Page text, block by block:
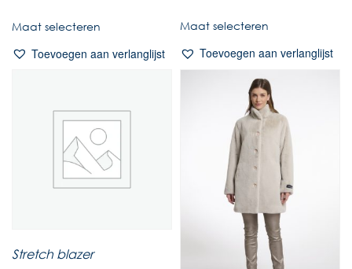
Maat selecteren
Toevoegen aan verlanglijst
Maat selecteren
Toevoegen aan verlanglijst
Stretch blazer